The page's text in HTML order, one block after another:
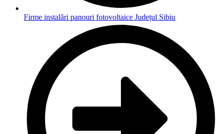
Firme instalări panouri fotovoltaice Județul Sibiu